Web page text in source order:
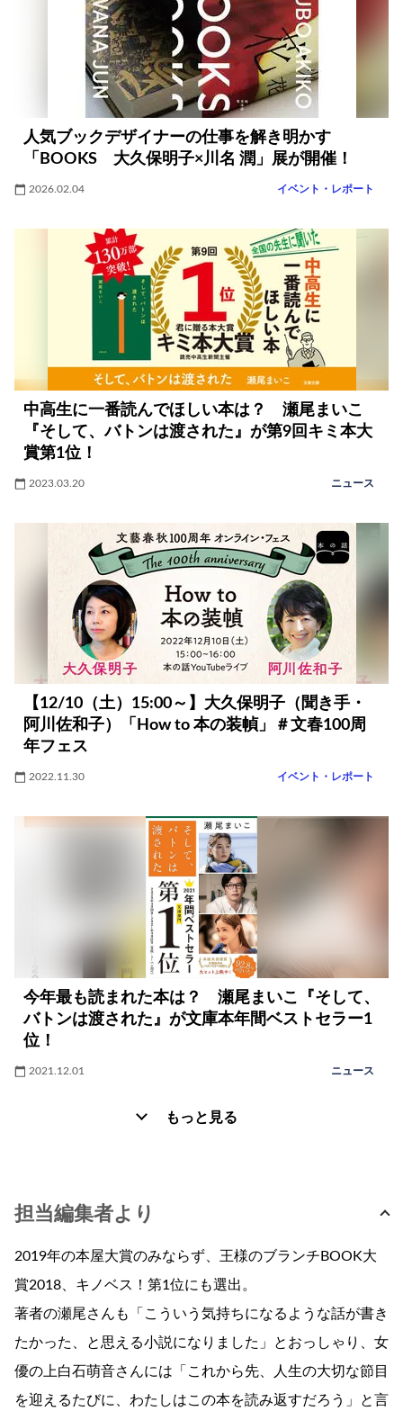
人気ブックデザイナーの仕事を解き明かす
「BOOKS 大久保明子×川名 潤」展が開催！
2026.02.04 イベント・レポート
中高生に一番読んでほしい本は？ 瀬尾まいこ
『そして、バトンは渡された』が第9回キミ本大
賞第1位！
2023.03.20 ニュース
【12/10（土）15:00～】大久保明子（聞き手・
阿川佐和子）「How to 本の装幀」＃文春100周
年フェス
2022.11.30 イベント・レポート
今年最も読まれた本は？ 瀬尾まいこ『そして、
バトンは渡された』が文庫本年間ベストセラー1
位！
2021.12.01 ニュース
もっと見る
担当編集者より
2019年の本屋大賞のみならず、王様のブランチBOOK大
賞2018、キノベス！第1位にも選出。
著者の瀬尾さんも「こういう気持ちになるような話が書き
たかった、と思える小説になりました」とおっしゃり、女
優の上白石萌音さんには「これから先、人生の大切な節目
を迎えるたびに、わたしはこの本を読み返すだろう」と言